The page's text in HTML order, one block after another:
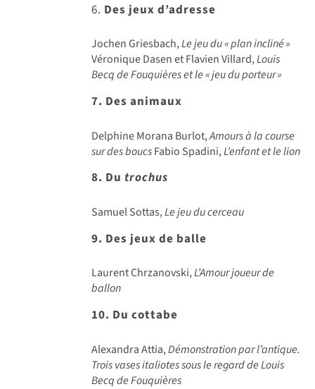
6. Des jeux d’adresse
Jochen Griesbach,Le jeu du «plan incliné»
Véronique Dasen et Flavien Villard,Louis
Becq de Fouquières et le «jeu du porteur»
7. Des animaux
Delphine Morana Burlot,Amours à la course
sur des boucsFabio Spadini,L’enfant et le lion
8. Du trochus
Samuel Sottas,Le jeu du cerceau
9. Des jeux de balle
Laurent Chrzanovski,L’Amour joueur de
ballon
10. Du cottabe
Alexandra Attia,Démonstration par l’antique.
Trois vases italiotes sous le regard de Louis
Becq de Fouquières